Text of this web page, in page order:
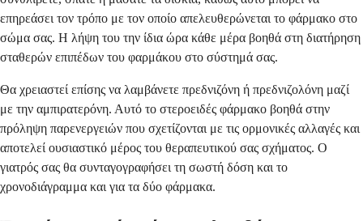
επηρεάσει τον τρόπο με τον οποίο απελευθερώνεται το φάρμακο στο
σώμα σας. Η λήψη του την ίδια ώρα κάθε μέρα βοηθά στη διατήρηση
σταθερών επιπέδων του φαρμάκου στο σύστημά σας.
Θα χρειαστεί επίσης να λαμβάνετε πρεδνιζόνη ή πρεδνιζολόνη μαζί
με την αμπιρατερόνη. Αυτό το στεροειδές φάρμακο βοηθά στην
πρόληψη παρενεργειών που σχετίζονται με τις ορμονικές αλλαγές και
αποτελεί ουσιαστικό μέρος του θεραπευτικού σας σχήματος. Ο
γιατρός σας θα συνταγογραφήσει τη σωστή δόση και το
χρονοδιάγραμμα και για τα δύο φάρμακα.